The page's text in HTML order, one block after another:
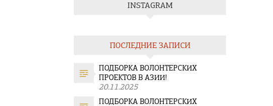
INSTAGRAM
ПОСЛЕДНИЕ ЗАПИСИ
ПОДБОРКА ВОЛОНТЕРСКИХ
ПРОЕКТОВ В АЗИИ!
20.11.2025
ПОДБОРКА ВОЛОНТЕРСКИХ